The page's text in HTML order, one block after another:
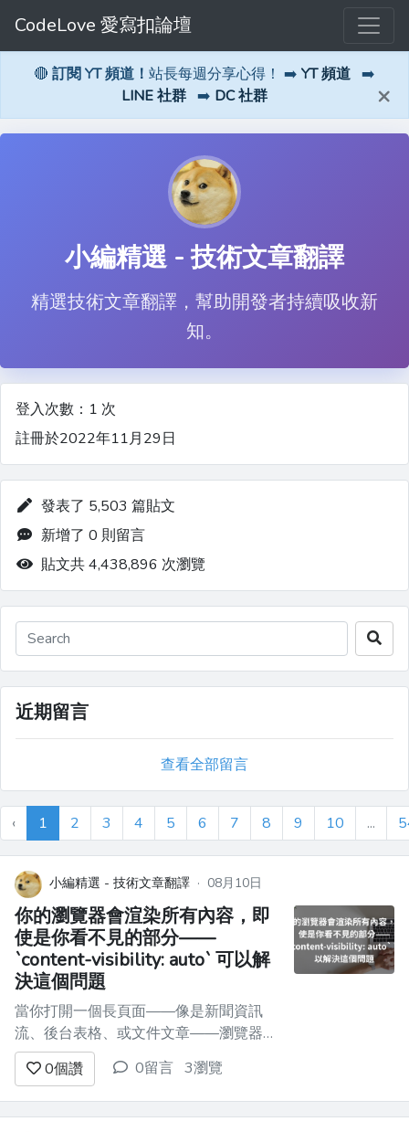
CodeLove 愛寫扣論壇
🔴 訂閱 YT 頻道！ 站長每週分享心得！ ➡️ YT 頻道 ➡️
LINE 社群 ➡️ DC 社群 ×
小編精選 - 技術文章翻譯
精選技術文章翻譯，幫助開發者持續吸收新
知。
登入次數：1 次
註冊於2022年11月29日
發表了 5,503 篇貼文
新增了 0 則留言
貼文共 4,438,896 次瀏覽
近期留言
查看全部留言
‹ 1 2 3 4 5 6 7 8 9 10 ...
小編精選 - 技術文章翻譯 · 08月10日
你的瀏覽器會渲染所有內容，即
使是你看不見的部分——
`content-visibility: auto` 可以解
決這個問題
當你打開一個長頁面——像是新聞資訊
流、後台表格、或文件文章——瀏覽器會
對上面的每個元素做版面配置與繪製。
500 列表格列全部都會處理。300 張資
訊流卡片全部都會處理。還有這次瀏覽中
你永遠不會捲到的那些章節，也一樣。接
0個讚 0留言 3瀏覽